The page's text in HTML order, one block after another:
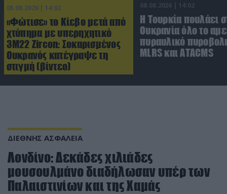
08.08.2026 | 14:02
«Φώτισε» το Κίεβο μετά από
χτύπημα με υπερηχητικό
3M22 Zircon: Σοκαρισμένος
Ουκρανός κατέγραψε τη
στιγμή (βίντεο)
08.08.2026 | 14:02
Η Τουρκία πουλάει
Ουκρανία όλο το
πυραυλικό
MLRS και ΑΤΑCMS
ΔΙΕΘΝΗΣ ΑΣΦΑΛΕΙΑ
Λονδίνο: Δεκάδες χιλιάδες
μουσουλμάνο διαδήλωσαν υπέρ των
Παλαιστινίων και της Χαμάς